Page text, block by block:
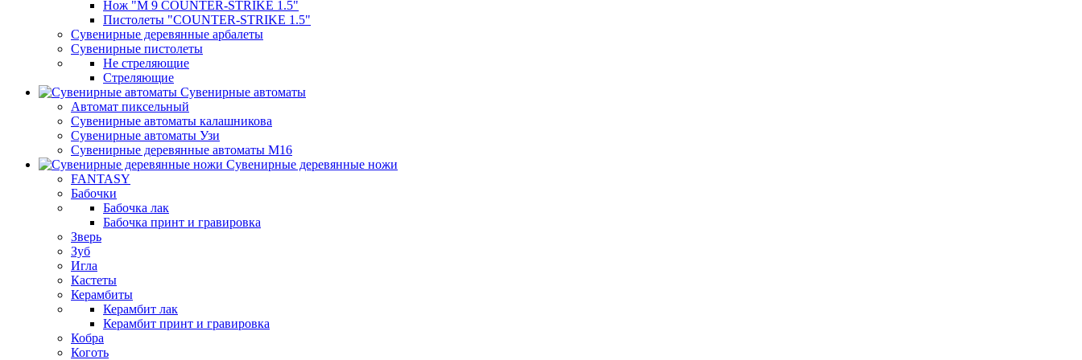
Нож "М 9 COUNTER-STRIKE 1.5"
Пистолеты "COUNTER-STRIKE 1.5"
Сувенирные деревянные арбалеты
Сувенирные пистолеты
Не стреляющие
Стреляющие
Сувенирные автоматы
Автомат пиксельный
Сувенирные автоматы калашникова
Сувенирные автоматы Узи
Сувенирные деревянные автоматы М16
Сувенирные деревянные ножи
FANTASY
Бабочки
Бабочка лак
Бабочка принт и гравировка
Зверь
Зуб
Игла
Кастеты
Керамбиты
Керамбит лак
Керамбит принт и гравировка
Кобра
Коготь